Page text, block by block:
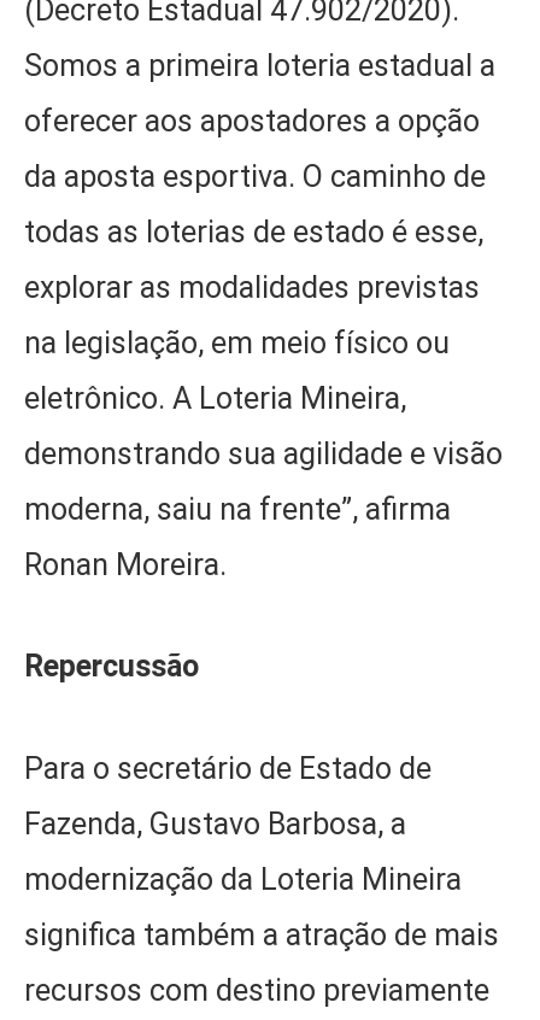
(Decreto Estadual 47.902/2020).
Somos a primeira loteria estadual a
oferecer aos apostadores a opção
da aposta esportiva. O caminho de
todas as loterias de estado é esse,
explorar as modalidades previstas
na legislação, em meio físico ou
eletrônico. A Loteria Mineira,
demonstrando sua agilidade e visão
moderna, saiu na frente”, afirma
Ronan Moreira.
Repercussão
Para o secretário de Estado de
Fazenda, Gustavo Barbosa, a
modernização da Loteria Mineira
significa também a atração de mais
recursos com destino previamente